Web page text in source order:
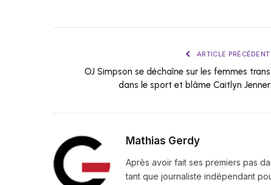
ARTICLE PRÉCÉDENT
OJ Simpson se déchaîne sur les femmes trans
dans le sport et blâme Caitlyn Jenner
Mathias Gerdy
Après avoir fait ses premiers pas
tant que journaliste indépendant